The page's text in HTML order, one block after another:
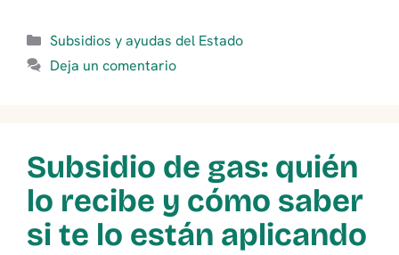
Categorías
Subsidios y ayudas del Estado
Deja un comentario
Subsidio de gas: quién
lo recibe y cómo saber
si te lo están aplicando